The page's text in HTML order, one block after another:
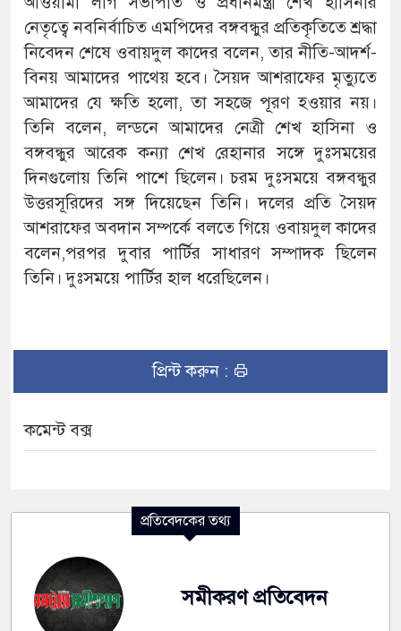
নেতৃত্বে নবনির্বাচিত এমপিদের বঙ্গবন্ধুর প্রতিকৃতিতে শ্রদ্ধা
নিবেদন শেষে ওবায়দুল কাদের বলেন, তার নীতি-আদর্শ-
বিনয় আমাদের পাথেয় হবে। সৈয়দ আশরাফের মৃত্যুতে
আমাদের যে ক্ষতি হলো, তা সহজে পূরণ হওয়ার নয়।
তিনি বলেন, লন্ডনে আমাদের নেত্রী শেখ হাসিনা ও
বঙ্গবন্ধুর আরেক কন্যা শেখ রেহানার সঙ্গে দুঃসময়ের
দিনগুলোয় তিনি পাশে ছিলেন। চরম দুঃসময়ে বঙ্গবন্ধুর
উত্তরসূরিদের সঙ্গ দিয়েছেন তিনি। দলের প্রতি সৈয়দ
আশরাফের অবদান সম্পর্কে বলতে গিয়ে ওবায়দুল কাদের
বলেন,পরপর দুবার পার্টির সাধারণ সম্পাদক ছিলেন
তিনি। দুঃসময়ে পার্টির হাল ধরেছিলেন।
প্রিন্ট করুন :
কমেন্ট বক্স
প্রতিবেদকের তথ্য
সমীকরণ প্রতিবেদন